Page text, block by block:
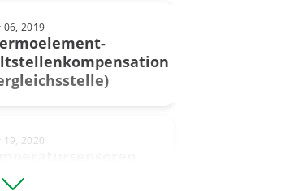
06, 2019
19, 2020
– so